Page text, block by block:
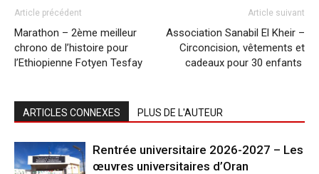
Article précédent
Marathon – 2ème meilleur
chrono de l’histoire pour
l’Ethiopienne Fotyen Tesfay
Article suivant
Association Sanabil El Kheir –
Circoncision, vêtements et
cadeaux pour 30 enfants
ARTICLES CONNEXES PLUS DE L'AUTEUR
Rentrée universitaire 2026-2027 – Les
œuvres universitaires d’Oran